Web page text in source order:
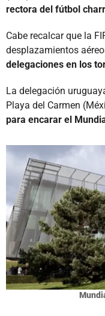
rectora del fútbol
Cabe recalcar que la
desplazamientos
delegaciones en los
La delegación
Playa del Carmen
para encarar el